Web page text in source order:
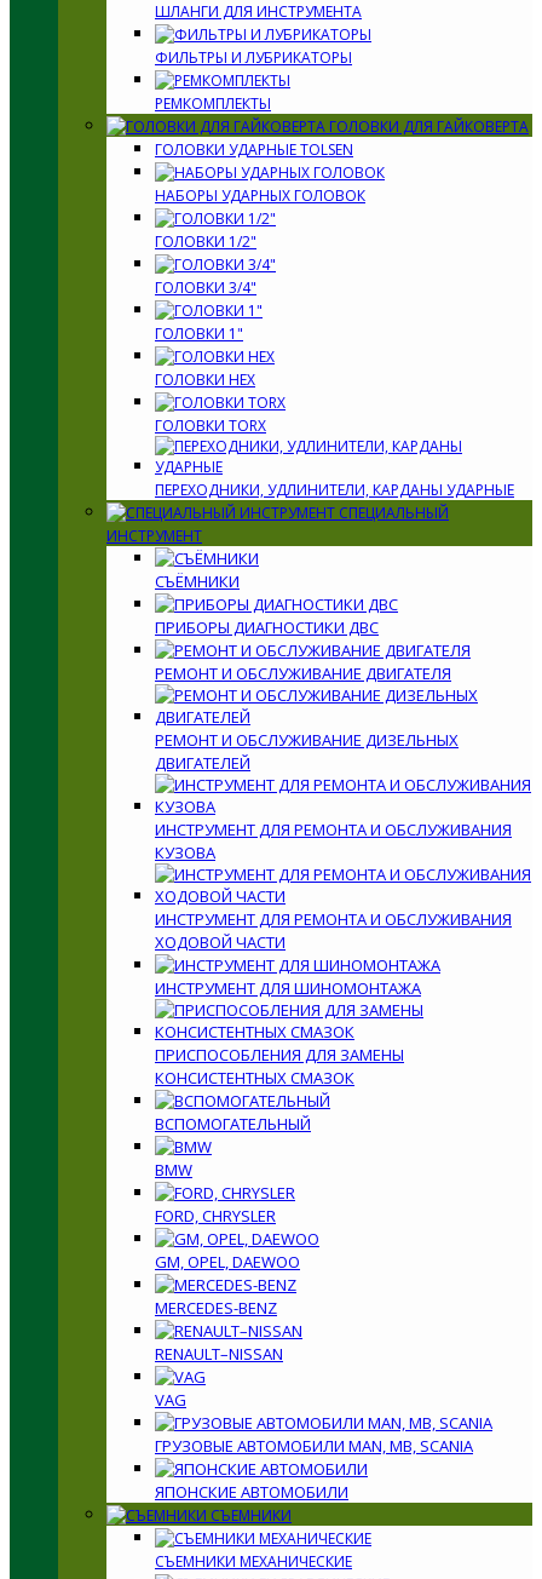
ШЛАНГИ ДЛЯ ИНСТРУМЕНТА
ФИЛЬТРЫ И ЛУБРИКАТОРЫ
РЕМКОМПЛЕКТЫ
ГОЛОВКИ ДЛЯ ГАЙКОВЕРТА
ГОЛОВКИ УДАРНЫЕ TOLSEN
НАБОРЫ УДАРНЫХ ГОЛОВОК
ГОЛОВКИ 1/2"
ГОЛОВКИ 3/4"
ГОЛОВКИ 1"
ГОЛОВКИ HEX
ГОЛОВКИ TORX
ПЕРЕХОДНИКИ, УДЛИНИТЕЛИ, КАРДАНЫ УДАРНЫЕ
СПЕЦИАЛЬНЫЙ
ИНСТРУМЕНТ
СЪЁМНИКИ
ПРИБОРЫ ДИАГНОСТИКИ ДВС
РЕМОНТ И ОБСЛУЖИВАНИЕ ДВИГАТЕЛЯ
РЕМОНТ И ОБСЛУЖИВАНИЕ ДИЗЕЛЬНЫХ
ДВИГАТЕЛЕЙ
ИНСТРУМЕНТ ДЛЯ РЕМОНТА И ОБСЛУЖИВАНИЯ
КУЗОВА
ИНСТРУМЕНТ ДЛЯ РЕМОНТА И ОБСЛУЖИВАНИЯ
ХОДОВОЙ ЧАСТИ
ИНСТРУМЕНТ ДЛЯ ШИНОМОНТАЖА
ПРИСПОСОБЛЕНИЯ ДЛЯ ЗАМЕНЫ
КОНСИСТЕНТНЫХ СМАЗОК
ВСПОМОГАТЕЛЬНЫЙ
BMW
FORD, CHRYSLER
GM, OPEL, DAEWOO
MERCEDES-BENZ
RENAULT–NISSAN
VAG
ГРУЗОВЫЕ АВТОМОБИЛИ MAN, MB, SCANIA
ЯПОНСКИЕ АВТОМОБИЛИ
СЪЕМНИКИ
СЪЕМНИКИ МЕХАНИЧЕСКИЕ